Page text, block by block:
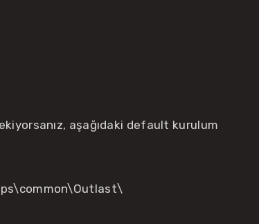
aşağıdaki default kurulum